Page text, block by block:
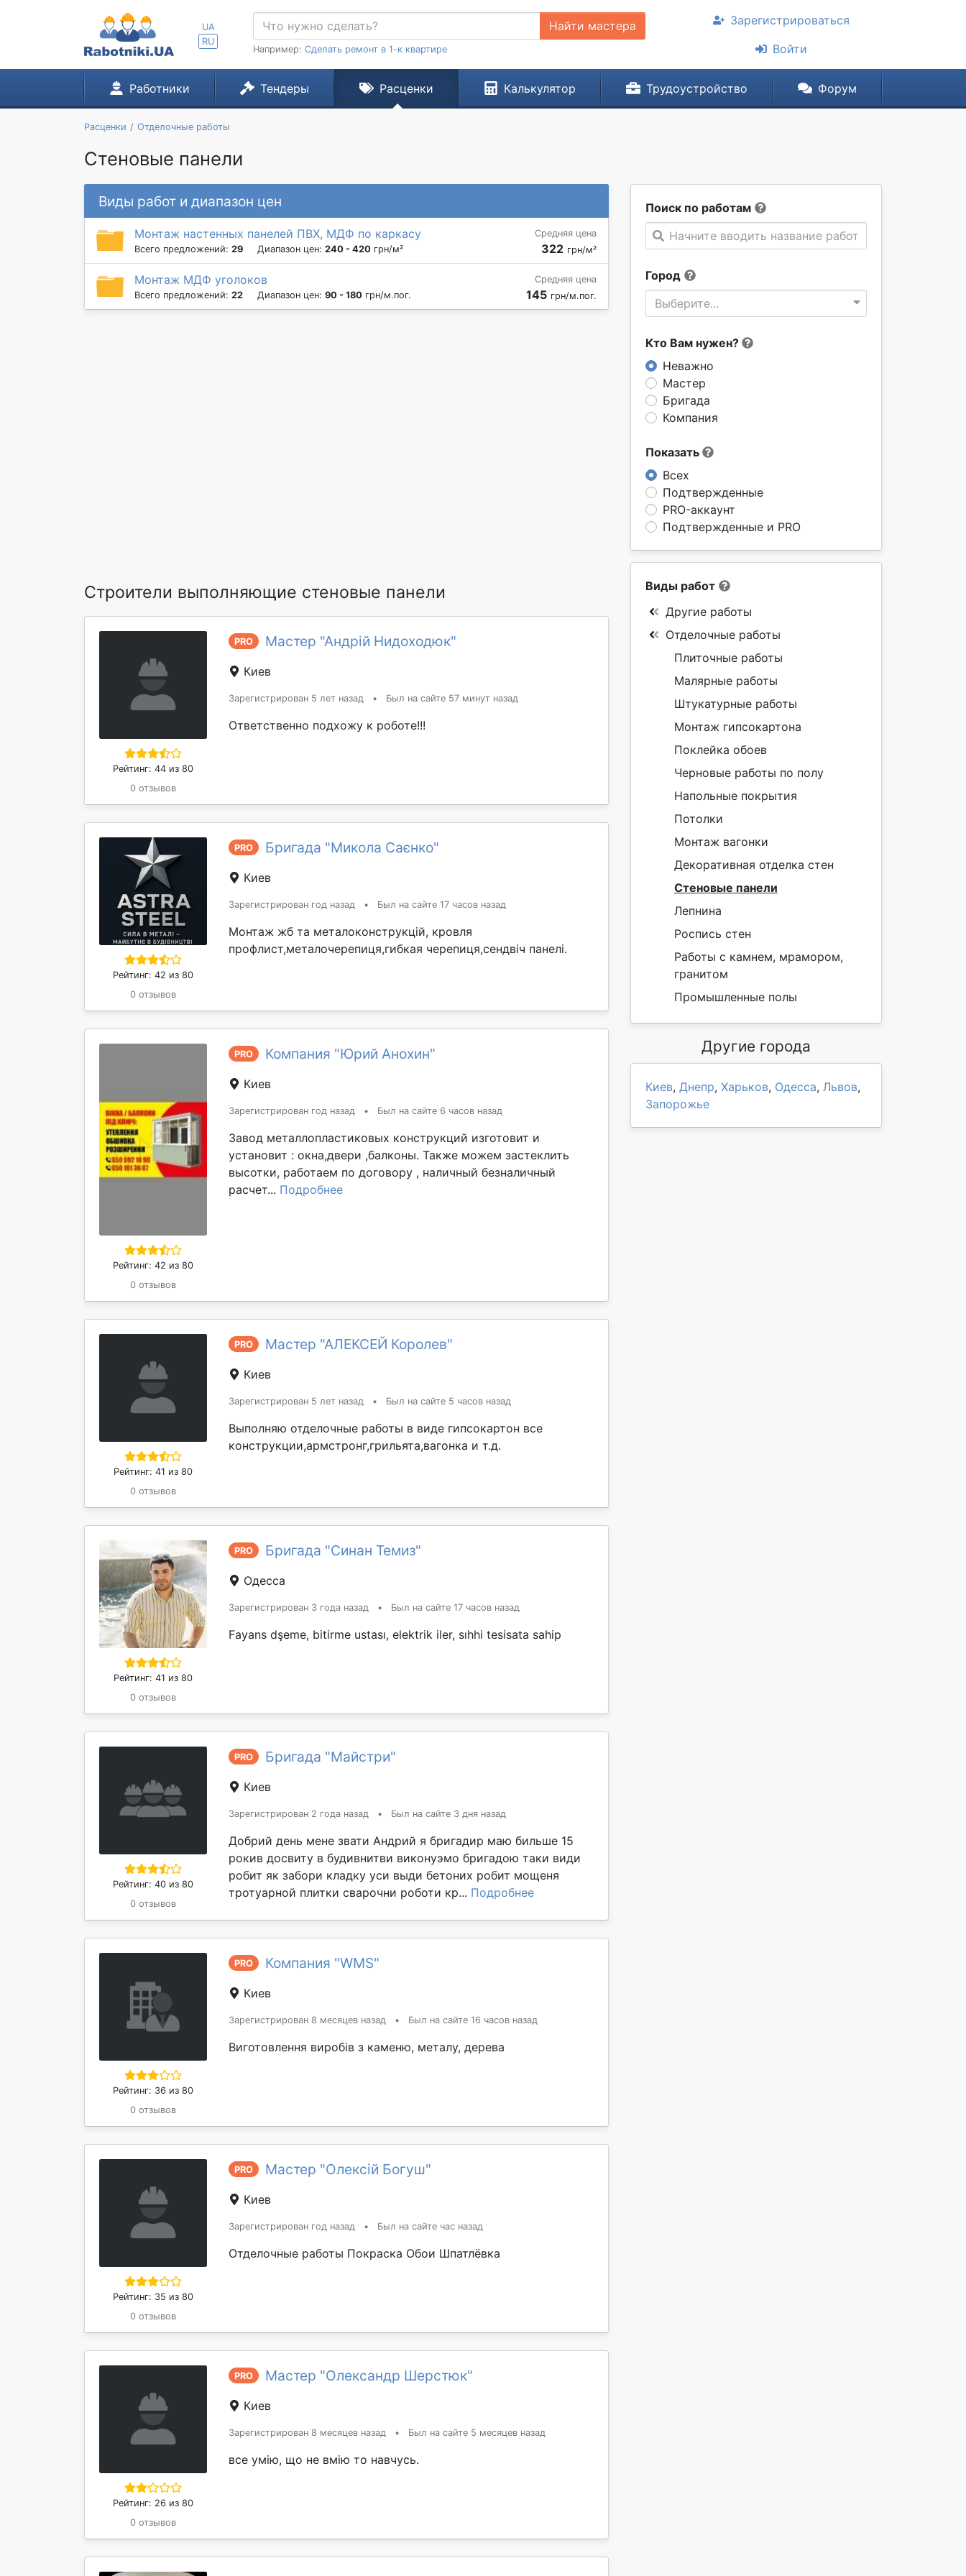
UA
RU
Найти мастера
Например: Сделать ремонт в 1-к квартире
Зарегистрироваться
Войти
Работники Тендеры Расценки Калькулятор Трудоустройство Форум
Расценки Отделочные работы
Стеновые панели
Поиск по работам
Начните вводить название работы
Город
Выберите...
Кто Вам нужен?
Неважно
Мастер
Бригада
Компания
Показать
Всех
Подтвержденные
PRO-аккаунт
Подтвержденные и PRO
Виды работ и диапазон цен
Монтаж настенных панелей ПВХ, МДФ по каркасу
Всего предложений: 29 Диапазон цен: 240 - 420 грн/м²
Средняя цена
322 грн/м²
Монтаж МДФ уголоков
Всего предложений: 22 Диапазон цен: 90 - 180 грн/м.пог.
Средняя цена
145 грн/м.пог.
Строители выполняющие стеновые панели
Рейтинг: 44 из 80
0 отзывов
PRO Мастер "Андрій Нидоходюк"
Киев
Зарегистрирован 5 лет назад • Был на сайте 57 минут назад
Ответственно подхожу к роботе!!!
Рейтинг: 42 из 80
0 отзывов
PRO Бригада "Микола Саєнко"
Киев
Зарегистрирован год назад • Был на сайте 17 часов назад
Монтаж жб та металоконструкцій, кровля
профлист,металочерепиця,гибкая черепиця,сендвіч панелі.
Рейтинг: 42 из 80
0 отзывов
PRO Компания "Юрий Анохин"
Киев
Зарегистрирован год назад • Был на сайте 6 часов назад
Завод металлопластиковых конструкций изготовит и
установит : окна,двери ,балконы. Также можем застеклить
высотки, работаем по договору , наличный безналичный
расчет... Подробнее
Рейтинг: 41 из 80
0 отзывов
PRO Мастер "АЛЕКСЕЙ Королев"
Киев
Зарегистрирован 5 лет назад • Был на сайте 5 часов назад
Выполняю отделочные работы в виде гипсокартон все
конструкции,армстронг,грильята,вагонка и т.д.
Рейтинг: 41 из 80
0 отзывов
PRO Бригада "Синан Темиз"
Одесса
Зарегистрирован 3 года назад • Был на сайте 17 часов назад
Fayans dşeme, bitirme ustası, elektrik iler, sıhhi tesisata sahip
Рейтинг: 40 из 80
0 отзывов
PRO Бригада "Майстри"
Киев
Зарегистрирован 2 года назад • Был на сайте 3 дня назад
Добрий день мене звати Андрий я бригадир маю бильше 15
рокив досвиту в будивнитви виконуэмо бригадою таки види
робит як забори кладку уси выди бетоних робит мощеня
тротуарной плитки сварочни роботи кр... Подробнее
Рейтинг: 36 из 80
0 отзывов
PRO Компания "WMS"
Киев
Зарегистрирован 8 месяцев назад • Был на сайте 16 часов назад
Виготовлення виробів з каменю, металу, дерева
Рейтинг: 35 из 80
0 отзывов
PRO Мастер "Олексій Богуш"
Киев
Зарегистрирован год назад • Был на сайте час назад
Отделочные работы Покраска Обои Шпатлёвка
Рейтинг: 26 из 80
0 отзывов
PRO Мастер "Олександр Шерстюк"
Киев
Зарегистрирован 8 месяцев назад • Был на сайте 5 месяцев назад
все умію, що не вмію то навчусь.
Виды работ
Другие работы
Отделочные работы
Плиточные работы
Малярные работы
Штукатурные работы
Монтаж гипсокартона
Поклейка обоев
Черновые работы по полу
Напольные покрытия
Потолки
Монтаж вагонки
Декоративная отделка стен
Стеновые панели
Лепнина
Роспись стен
Работы с камнем, мрамором,
гранитом
Промышленные полы
Другие города
Киев, Днепр, Харьков, Одесса, Львов,
Запорожье